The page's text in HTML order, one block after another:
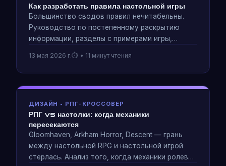
Как разработать правила настольной игры
Большинство сводов правил нечитабельны.
Руководство по постепенному раскрытию
информации, разделы с примерами игры,
следует полностью пропустить книгу правил
— взято из разработки игры, которая
13 мая 2026 г. • 11 минут чтения
ДИЗАЙН • РПГ-КРОССОВЕР
РПГ vs настолки: когда механики
пересекаются
Gloomhaven, Arkham Horror, Descent — грань
между настольной RPG и настольной игрой
стерлась. Анализ того, когда механики ролевых